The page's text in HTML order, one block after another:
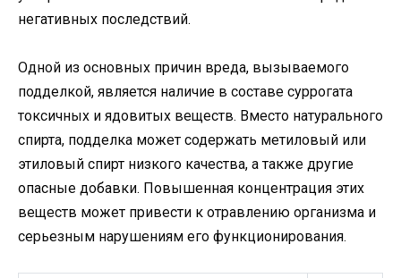
негативных последствий.
Одной из основных причин вреда, вызываемого
подделкой, является наличие в составе суррогата
токсичных и ядовитых веществ. Вместо натурального
спирта, подделка может содержать метиловый или
этиловый спирт низкого качества, а также другие
опасные добавки. Повышенная концентрация этих
веществ может привести к отравлению организма и
серьезным нарушениям его функционирования.